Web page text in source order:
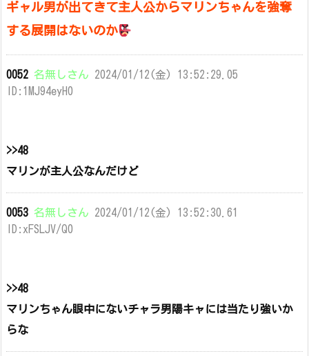
ギャル男が出てきて主人公からマリンちゃんを強奪
する展開はないのか
0052 名無しさん 2024/01/12(金) 13:52:29.05
ID:1MJ94eyH0
>>48
マリンが主人公なんだけど
0053 名無しさん 2024/01/12(金) 13:52:30.61
ID:xFSLJV/Q0
>>48
マリンちゃん眼中にないチャラ男陽キャには当たり強いか
らな